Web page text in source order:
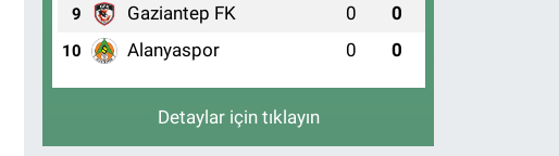
9 Gaziantep FK 0 0
10 Alanyaspor 0 0
Detaylar için tıklayın